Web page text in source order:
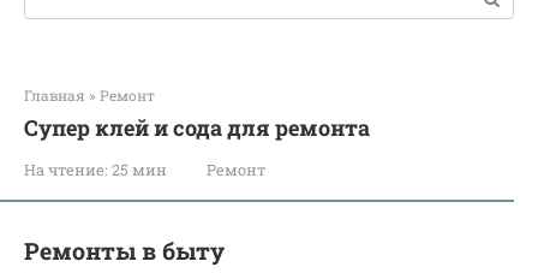
Главная » Ремонт
Супер клей и сода для ремонта
На чтение: 25 мин Ремонт
Ремонты в быту